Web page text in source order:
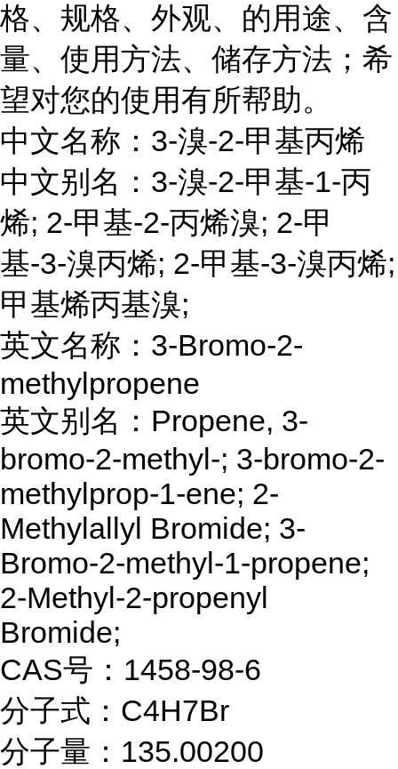
格、规格、外观、的用途、含
量、使用方法、储存方法；希
望对您的使用有所帮助。
中文名称：3-溴-2-甲基丙烯
中文别名：3-溴-2-甲基-1-丙
烯; 2-甲基-2-丙烯溴; 2-甲
基-3-溴丙烯; 2-甲基-3-溴丙烯;
甲基烯丙基溴;
英文名称：3-Bromo-2-
methylpropene
英文别名：Propene, 3-
bromo-2-methyl-; 3-bromo-2-
methylprop-1-ene; 2-
Methylallyl Bromide; 3-
Bromo-2-methyl-1-propene;
2-Methyl-2-propenyl
Bromide;
CAS号：1458-98-6
分子式：C4H7Br
分子量：135.00200